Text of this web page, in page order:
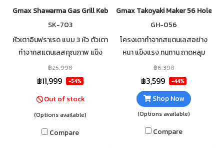
Gmax Shawarma Gas Grill Kebab Stove 3 Burner SK-703
SK-703
หัวเตาอินฟราเรด แบบ 3 หัว ตัวเตา
ทำจากสแตนเลสคุณภาพ แข็ง
แรง ทนทาน เช็ดทำความสะอาด
ง่าย ความร้อนมากถึง 13,500
แรงดันต่ำ
฿25,998
฿11,999 -54%
Out of stock
(Options available)
Compare
Gmax Takoyaki Maker 56 Hole
GH-056
โครงเตาทำจากสแตนเลสอย่าง
หนา แข็งแรง ทนทาน ถาดหลุม
เคลือบสาร Non-Stick ไม่ติด
กระทะ ทำความสะอาดง่าย ใช้แก๊ส
หุงต้ม LPG กระทะหลุม 2 ถาด 56
หลุม
฿6,398
฿3,599 -44%
Shop Now
(Options available)
Compare